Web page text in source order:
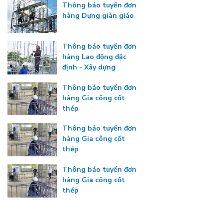
Thông báo tuyển đơn
hàng Dựng giàn giáo
Thông báo tuyển đơn
hàng Lao động đặc
định - Xây dựng
Thông báo tuyển đơn
hàng Gia công cốt
thép
Thông báo tuyển đơn
hàng Gia công cốt
thép
Thông báo tuyển đơn
hàng Gia công cốt
thép